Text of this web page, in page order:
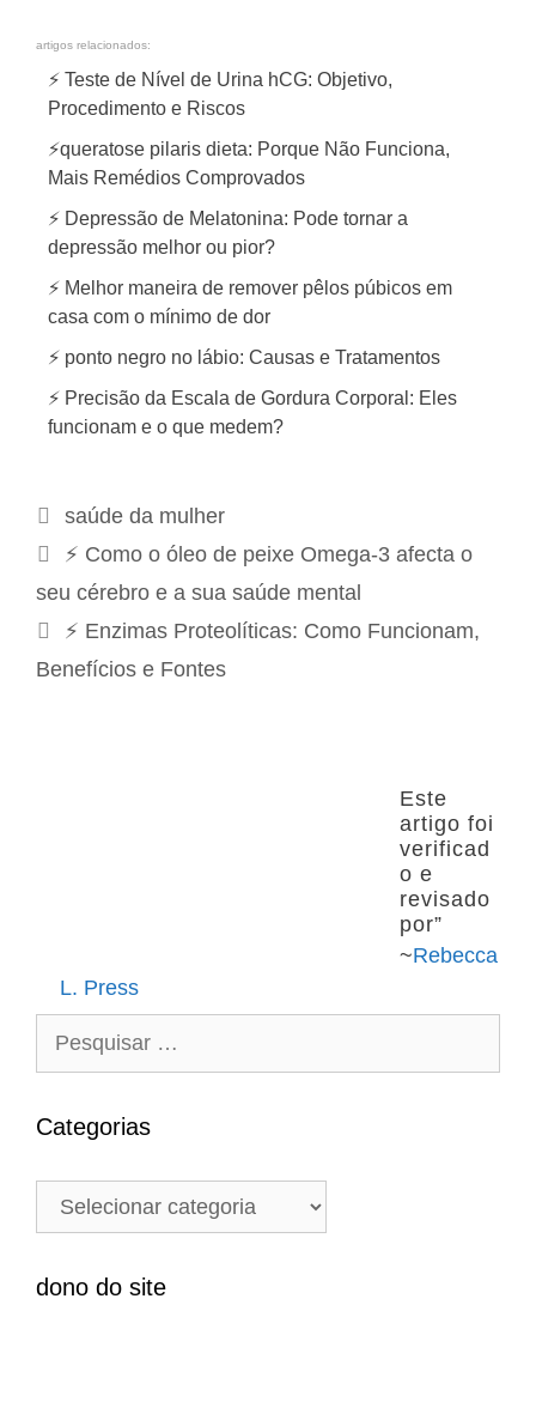
artigos relacionados:
⚡ Teste de Nível de Urina hCG: Objetivo,
Procedimento e Riscos
⚡queratose pilaris dieta: Porque Não Funciona,
Mais Remédios Comprovados
⚡ Depressão de Melatonina: Pode tornar a
depressão melhor ou pior?
⚡ Melhor maneira de remover pêlos púbicos em
casa com o mínimo de dor
⚡ ponto negro no lábio: Causas e Tratamentos
⚡ Precisão da Escala de Gordura Corporal: Eles
funcionam e o que medem?
C
a
g
o
saúde da mulher
N
a
g
⚡ Como o óleo de peixe Omega-3 afecta o
seu cérebro e a sua saúde mental
⚡ Enzimas Proteolíticas: Como Funcionam,
Benefícios e Fontes
Este
artigo foi
verificad
o e
revisado
por”
~Rebecca
L. Press
q
i
a
p
Categorias
e
dono do site